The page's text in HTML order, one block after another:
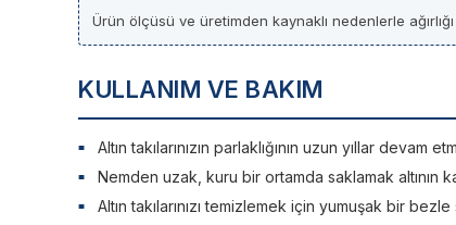
Ürün ölçüsü ve üretimden kaynaklı nedenlerle ağırlığı
KULLANIM VE BAKIM
Altın takılarınızın parlaklığının uzun yıllar
Nemden uzak, kuru bir ortamda saklamak altının
Altın takılarınızı temizlemek için yumuşak bir bezle